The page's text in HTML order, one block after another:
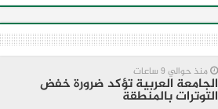
منذ حوالي 9 ساعات
الجامعة العربية تؤكد ضرورة خفض
التوترات بالمنطقة ‏